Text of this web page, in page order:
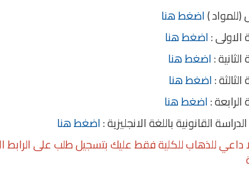
)اضغط هنا
:اضغط هنا
:اضغط هنا
:اضغط هنا
:اضغط هنا
القانونية باللغة الانجليزية :اضغط هنا
داعي للذهاب للكلية فقط عليك بتسجيل طلب على الرابط